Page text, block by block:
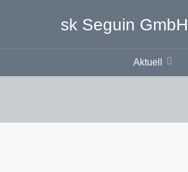
sk Seguin GmbH
Aktuell